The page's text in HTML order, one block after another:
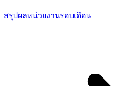
สรุปผลหน่วยงานรอบเดือน